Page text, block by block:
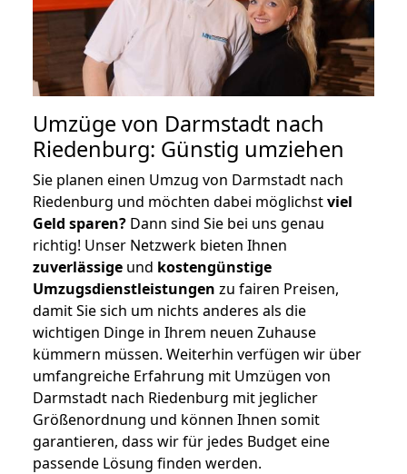
Umzüge von Darmstadt nach
Riedenburg: Günstig umziehen
Sie planen einen Umzug von Darmstadt nach
Riedenburg und möchten dabei möglichstviel
Geld sparen? Dann sind Sie bei uns genau
richtig! Unser Netzwerk bieten Ihnen
zuverlässige und kostengünstige
Umzugsdienstleistungen zu fairen Preisen,
damit Sie sich um nichts anderes als die
wichtigen Dinge in Ihrem neuen Zuhause
kümmern müssen. Weiterhin verfügen wir über
umfangreiche Erfahrung mit Umzügen von
Darmstadt nach Riedenburg mit jeglicher
Größenordnung und können Ihnen somit
garantieren, dass wir für jedes Budget eine
passende Lösung finden werden.